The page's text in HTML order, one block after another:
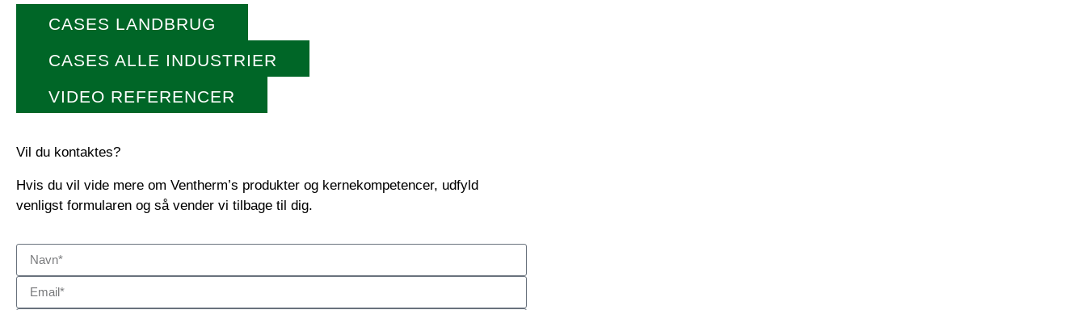
CASES LANDBRUG
CASES ALLE INDUSTRIER
VIDEO REFERENCER
Vil du kontaktes?
Hvis du vil vide mere om Ventherm’s produkter og kernekompetencer, udfyld
venligst formularen og så vender vi tilbage til dig.